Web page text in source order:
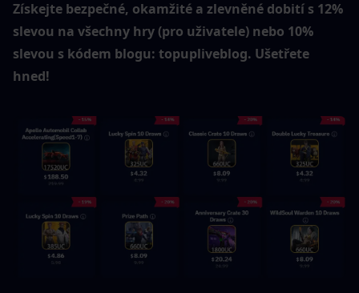
Získejte bezpečné, okamžité a zlevněné dobití s 12%
slevou na všechny hry (pro uživatele) nebo 10%
slevou s kódem blogu: topupliveblog. Ušetřete
hned!